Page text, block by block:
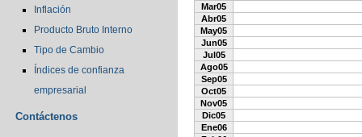
Inflación
Producto Bruto Interno
Tipo de Cambio
Índices de confianza
empresarial
Contáctenos
Mar05
Abr05
May05
Jun05
Jul05
Ago05
Sep05
Oct05
Nov05
Dic05
Ene06